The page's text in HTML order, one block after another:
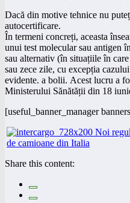
Dacă din motive tehnice nu
autocertificare.
În termeni concreți, aceasta
unui test molecular sau antigen
sau alternativ (în situațiile în
sau zece zile, cu excepția
evidente. a bolii. Acest lucru a
Ministerului Sănătății din 18
[useful_banner_manager
Share this content: